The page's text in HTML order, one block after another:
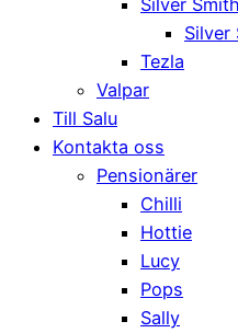
Silver
Silver
Tezla
Valpar
Till Salu
Kontakta oss
Pensionärer
Chilli
Hottie
Lucy
Pops
Sally